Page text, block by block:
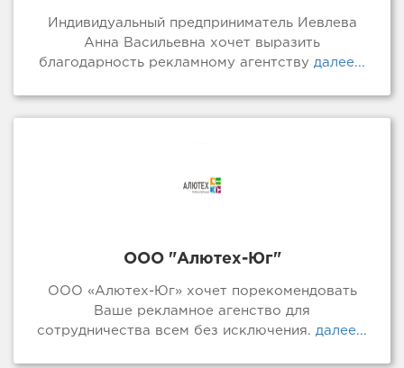
Индивидуальный предприниматель Иевлева
Анна Васильевна хочет выразить
благодарность рекламному агентству далее...
ООО "Алютех-Юг"
ООО «Алютех-Юг» хочет порекомендовать
Ваше рекламное агенство для
сотрудничества всем без исключения. далее...